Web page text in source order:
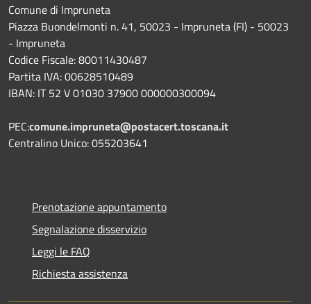
Comune di Impruneta
Piazza Buondelmonti n. 41, 50023 - Impruneta (FI) - 50023
- Impruneta
Codice Fiscale: 80011430487
Partita IVA: 00628510489
IBAN: IT 52 V 01030 37900 000000300094
PEC:comune.impruneta@postacert.toscana.it
Centralino Unico: 055203641
Prenotazione appuntamento
Segnalazione disservizio
Leggi le FAQ
Richiesta assistenza